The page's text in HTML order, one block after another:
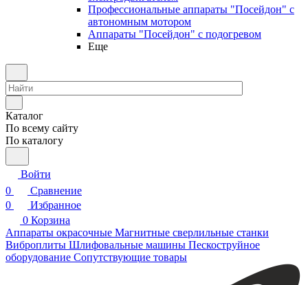
Профессиональные аппараты "Посейдон" с
автономным мотором
Аппараты "Посейдон" с подогревом
Еще
Каталог
По всему сайту
По каталогу
Войти
0
Сравнение
0
Избранное
0 Корзина
Аппараты окрасочные Магнитные сверлильные станки
Виброплиты Шлифовальные машины Пескоструйное
оборудование Сопутствующие товары